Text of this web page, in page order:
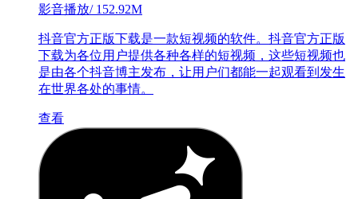
影音播放/152.92M
抖音官方正版下载是一款短视频的软件。抖音官方正版
下载为各位用户提供各种各样的短视频，这些短视频也
是由各个抖音博主发布，让用户们都能一起观看到发生
在世界各处的事情。
查看